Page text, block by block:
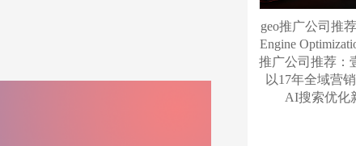
geo推广公司推
Engine
推广公司推荐：
以17年全域营
AI搜索优化